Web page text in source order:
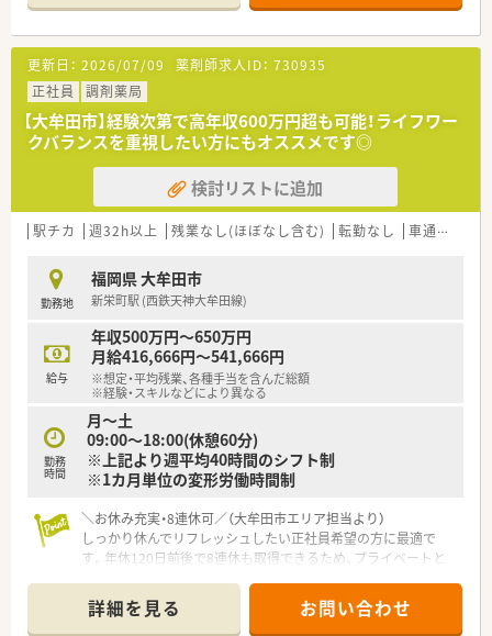
【店舗情報と応需状況について】
■西鉄天神大牟田線の新栄町駅から徒歩14分の場所に位置して
おり、通勤の利便性が高くマイカー通勤も認められています。
■隣接するクリニックから小児科と皮膚科の処方箋をメインに、
1日あたり60枚から100枚ほどを応需しています。
■薬剤師は2名から3名、事務は1名から2名が在籍し、お互いに協
力し合いながらスムーズに業務を運営しています。
【募集背景と求める人物像について】
■地域医療の更なる充実を図るための増員募集となっており、即
戦力の経験者はもちろん未経験の方も急募しています。
■患者様に対して明るく元気に応対ができる方や、周囲のスタッ
■ブランクがある方でも、基礎から業務を学び直したいという前
向きな姿勢をお持ちであれば積極的に採用を検討します。
【法人特徴について】
■福岡県を中心に20店舗以上の調剤薬局を展開しており、安定
した経営基盤のもとで地域密着の医療を提供しています。
■代表取締役は40代の男性薬剤師であり、現場の状況を深く理
■エリア内には在宅業務を専門に行う薬剤師が在籍しており、各
店舗が密に連携して在宅医療に取り組む体制があります。
【求人情報について】
スキルを正当に考慮した給与提示が行われます。
■想定される年収は500万円以上（経験者例）となっており、これ
までの実績次第では最高600万円超も目指せます。
■転勤なしの働き方も選択可能であるため、大牟田市の地域に腰
を据えて長く活躍したい方に最適な環境の求人です。
更新日： 2026/07/09 薬剤師求人ID： 730935
正社員
調剤薬局
【大牟田市】経験次第で高年収600万円超も可能！ライフワー
クバランスを重視したい方にもオススメです◎
検討リストに追加
駅チカ 週32h以上 残業なし(ほぼなし含む) 転勤なし 車通勤可
勤務地
福岡県 大牟田市
新栄町駅 (西鉄天神大牟田線)
給与
年収500万円～650万円
月給416,666円～541,666円
※想定・平均残業、各種手当を含んだ総額
※経験・スキルなどにより異なる
勤務
時間
月～土
09:00～18:00(休憩60分)
※上記より週平均40時間のシフト制
※1カ月単位の変形労働時間制
＼お休み充実・8連休可／（大牟田市エリア担当より）
しっかり休んでリフレッシュしたい正社員希望の方に最適で
す。年休120日前後で8連休も取得できるため、プライベートと
＊------------------------------------------＊
詳細を見る お問い合わせ